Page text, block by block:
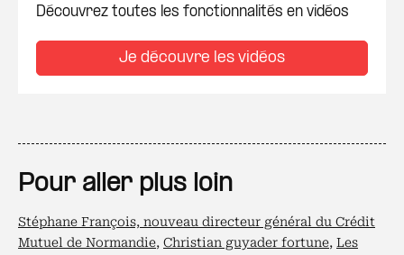
Découvrez toutes les fonctionnalités en vidéos
Je découvre les vidéos
Pour aller plus loin
Stéphane François, nouveau directeur général du Crédit
Mutuel de Normandie, Christian guyader fortune, Les